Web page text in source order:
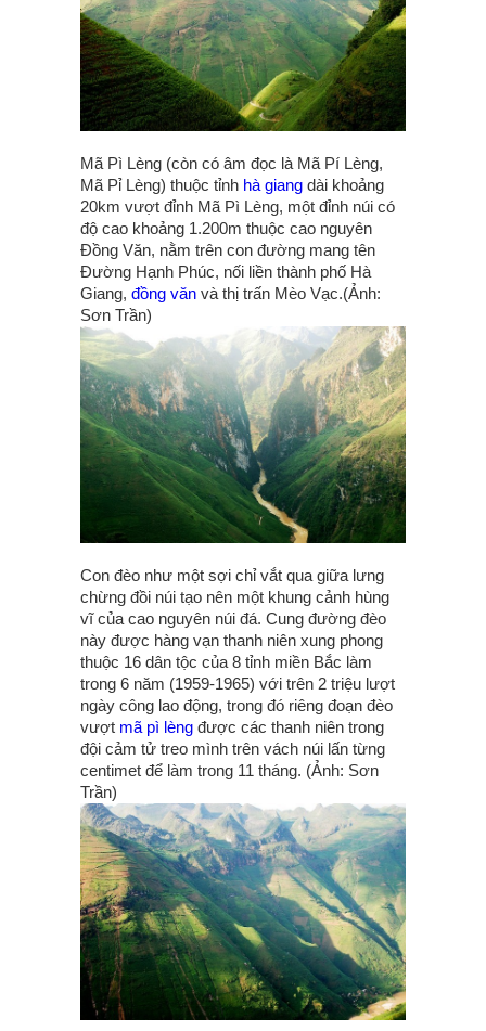
Mã Pì Lèng (còn có âm đọc là Mã Pí Lèng,
Mã Pỉ Lèng) thuộc tỉnh hà giang dài khoảng
20km vượt đỉnh Mã Pì Lèng, một đỉnh núi có
độ cao khoảng 1.200m thuộc cao nguyên
Đồng Văn, nằm trên con đường mang tên
Đường Hạnh Phúc, nối liền thành phố Hà
Giang, đồng văn và thị trấn Mèo Vạc.(Ảnh:
Sơn Trần)
Con đèo như một sợi chỉ vắt qua giữa lưng
chừng đồi núi tạo nên một khung cảnh hùng
vĩ của cao nguyên núi đá. Cung đường đèo
này được hàng vạn thanh niên xung phong
thuộc 16 dân tộc của 8 tỉnh miền Bắc làm
trong 6 năm (1959-1965) với trên 2 triệu lượt
ngày công lao động, trong đó riêng đoạn đèo
vượt mã pì lèng được các thanh niên trong
đội cảm tử treo mình trên vách núi lấn từng
centimet để làm trong 11 tháng. (Ảnh: Sơn
Trần)